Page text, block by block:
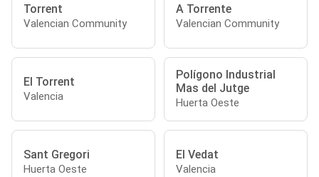
Torrent
Valencian Community
A Torrente
Valencian Community
El Torrent
Valencia
Polígono Industrial
Mas del Jutge
Huerta Oeste
Sant Gregori
Huerta Oeste
El Vedat
Valencia